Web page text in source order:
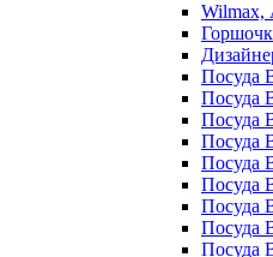
Wilmax,
Посуда
Посуда
Посуда
Посуда
Посуда
Посуда
Посуда
Посуда
Посуда